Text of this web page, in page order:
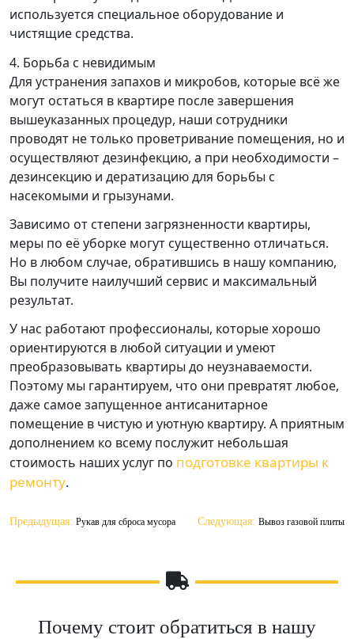
используется специальное оборудование и
чистящие средства.
4. Борьба с невидимым
Для устранения запахов и микробов, которые всё же
могут остаться в квартире после завершения
вышеуказанных процедур, наши сотрудники
проводят не только проветривание помещения, но и
осуществляют дезинфекцию, а при необходимости –
дезинсекцию и дератизацию для борьбы с
насекомыми и грызунами.
Зависимо от степени загрязненности квартиры,
меры по её уборке могут существенно отличаться.
Но в любом случае, обратившись в нашу компанию,
Вы получите наилучший сервис и максимальный
результат.
У нас работают профессионалы, которые хорошо
ориентируются в любой ситуации и умеют
преобразовывать квартиры до неузнаваемости.
Поэтому мы гарантируем, что они превратят любое,
даже самое запущенное антисанитарное
помещение в чистую и уютную квартиру. А приятным
дополнением ко всему послужит небольшая
стоимость наших услуг по подготовке квартиры к
ремонту.
Навигация
Предыдущая: Рукав для сброса мусора Следующая: Вывоз газовой плиты
Почему стоит обратиться в нашу